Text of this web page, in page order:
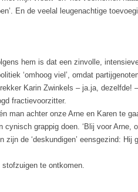
En de veelal leugenachtige
hem is dat een zinvolle,
‘omhoog viel’, omdat
Karin Zwinkels – ja.ja, dezelfde!
fractievoorzitter.
man achter onze Arne en Karen te
grappig doen. ‘Blij voor Arne,
de ‘deskundigen’ eensgezind: Hij
te ontkomen.